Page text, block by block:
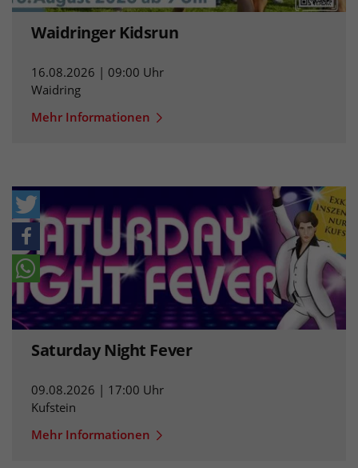
Waidringer Kidsrun
16.08.2026 | 09:00 Uhr
Waidring
Mehr Informationen
Saturday Night Fever
09.08.2026 | 17:00 Uhr
Kufstein
Mehr Informationen